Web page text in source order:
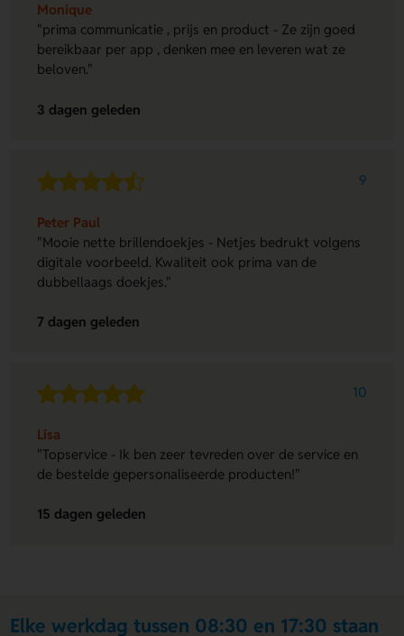
Monique
"prima communicatie , prijs en product - Ze zijn goed
bereikbaar per app , denken mee en leveren wat ze
beloven."
3 dagen geleden
9
Peter Paul
"Mooie nette brillendoekjes - Netjes bedrukt volgens
digitale voorbeeld. Kwaliteit ook prima van de
dubbellaags doekjes."
7 dagen geleden
10
Lisa
"Topservice - Ik ben zeer tevreden over de service en
de bestelde gepersonaliseerde producten!"
15 dagen geleden
Elke werkdag tussen 08:30 en 17:30 staan